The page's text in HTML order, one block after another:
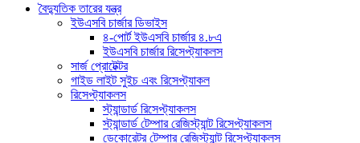
বৈদ্যুতিক তারের যন্ত্র
ইউএসবি চার্জার ডিভাইস
৪-পোর্ট ইউএসবি চার্জার ৪.৮এ
ইউএসবি চার্জার রিসেপ্ট্যাকলস
সার্জ প্রোটেক্টর
গাইড লাইট সুইচ এবং রিসেপ্ট্যাকল
রিসেপ্ট্যাকলস
স্ট্যান্ডার্ড রিসেপ্ট্যাকলস
স্ট্যান্ডার্ড টেম্পার রেজিস্ট্যান্ট রিসেপ্ট্যাকলস
ডেকোরেটর টেম্পার রেজিস্ট্যান্ট রিসেপ্ট্যাকলস